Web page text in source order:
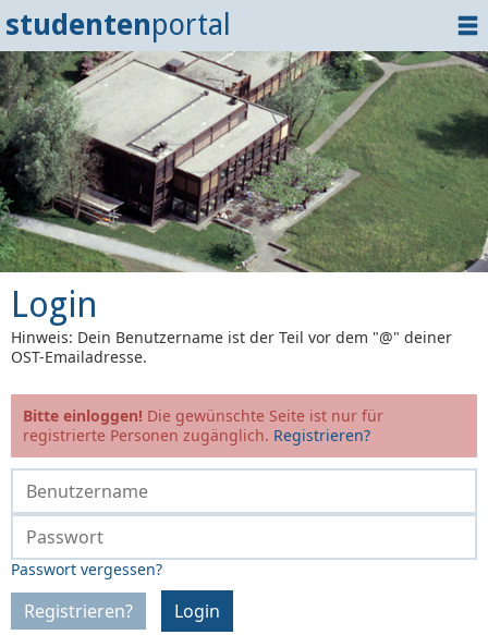
studentenportal
Home
Dokumente
Events
? Tipps
Login
Login
Hinweis: Dein Benutzername ist der Teil vor dem "@" deiner
OST-Emailadresse.
Bitte einloggen! Die gewünschte Seite ist nur für
registrierte Personen zugänglich. Registrieren?
Passwort vergessen?
Registrieren? Login